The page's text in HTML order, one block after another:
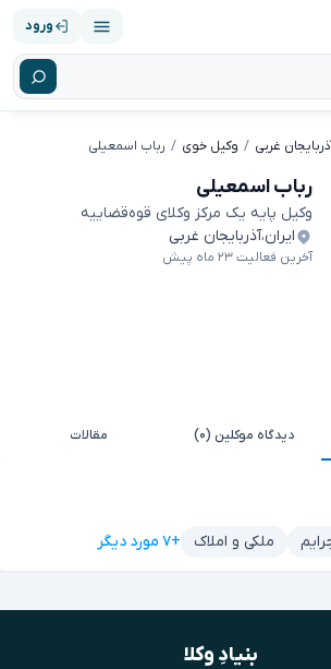
ورود
غربی وکیل خوی رباب اسمعیلی
رباب اسمعیلی
وکیل پایه یک مرکز وکلای قوه‌قضاییه
ایران،آذربایجان غربی
آخرین فعالیت ۲۳ ماه پیش
دیدگاه موکلین (۰) مقالات
ملکی و املاک +۷ مورد دیگر
بنیادِ وکلا